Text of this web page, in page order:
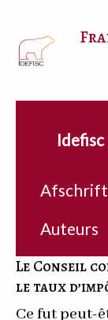
Afschrift
Auteurs
Le Conseil
le taux
Ce fut peut-